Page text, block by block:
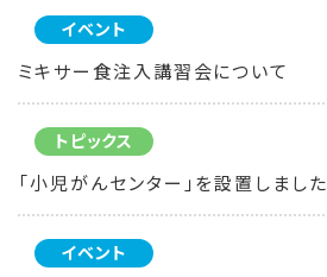
イベント
ミキサー食注入講習会について
トピックス
「小児がんセンター」を設置しました
イベント